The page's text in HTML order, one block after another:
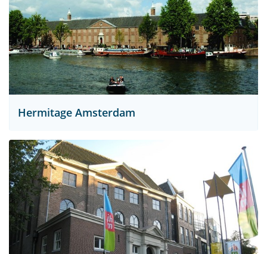
Hermitage Amsterdam